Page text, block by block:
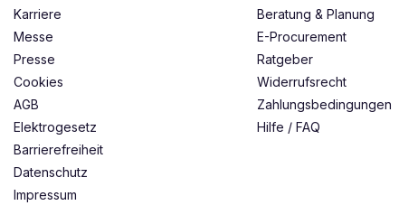
Karriere
Messe
Presse
Cookies
AGB
Elektrogesetz
Barrierefreiheit
Datenschutz
Impressum
Beratung & Planung
E-Procurement
Ratgeber
Widerrufsrecht
Zahlungsbedingungen
Hilfe / FAQ